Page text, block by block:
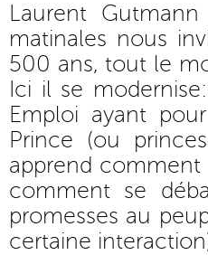
Laurent
matinales nous
500 ans, tout le
Ici il se
Emploi ayant
Prince (ou
apprend
comment se
promesses au
certaine